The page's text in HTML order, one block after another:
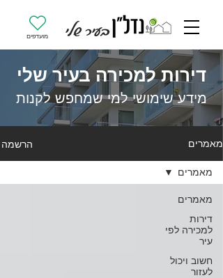
מועדפים
דירות למכירה בעיר שלי
מידע שימושי למי שמחפש לקנות
מאמרים הרשמה
מאמרים
דירות
למכירה לפי
עיר
חשוב ויכול
לעזור
מאמרים